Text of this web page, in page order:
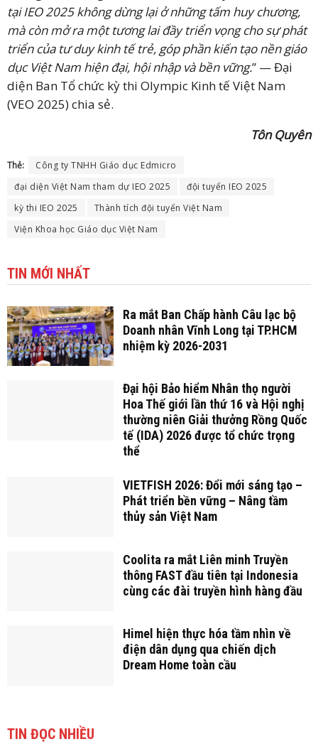
tại IEO 2025 không dừng lại ở những tấm huy chương,
mà còn mở ra một tương lai đầy triển vọng cho sự phát
triển của tư duy kinh tế trẻ, góp phần kiến tạo nền giáo
dục Việt Nam hiện đại, hội nhập và bền vững.” — Đại
diện Ban Tổ chức kỳ thi Olympic Kinh tế Việt Nam
(VEO 2025) chia sẻ.
Tôn Quyên
Thẻ:
Công ty TNHH Giáo dục Edmicro
đại diện Việt Nam tham dự IEO 2025
đội tuyển IEO 2025
kỳ thi IEO 2025
Thành tích đội tuyển Việt Nam
Viện Khoa học Giáo dục Việt Nam
TIN MỚI NHẤT
Ra mắt Ban Chấp hành Câu lạc bộ
Doanh nhân Vĩnh Long tại TP.HCM
nhiệm kỳ 2026-2031
Đại hội Bảo hiểm Nhân thọ người
Hoa Thế giới lần thứ 16 và Hội nghị
thường niên Giải thưởng Rồng Quốc
tế (IDA) 2026 được tổ chức trọng
thể
VIETFISH 2026: Đổi mới sáng tạo –
Phát triển bền vững – Nâng tầm
thủy sản Việt Nam
Coolita ra mắt Liên minh Truyền
thông FAST đầu tiên tại Indonesia
cùng các đài truyền hình hàng đầu
Himel hiện thực hóa tầm nhìn về
điện dân dụng qua chiến dịch
Dream Home toàn cầu
TIN ĐỌC NHIỀU